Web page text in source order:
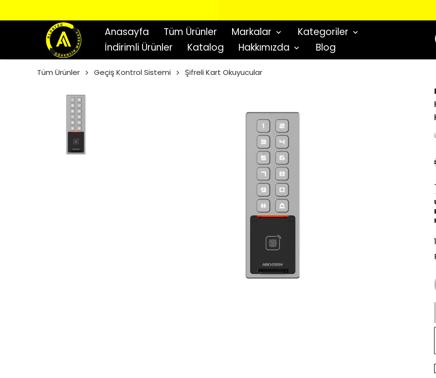
Anasayfa Tüm Ürünler Markalar
Kategoriler
İndirimli Ürünler
Katalog Hakkımızda Blog
Tüm Ürünler Geçiş Kontrol Sistemi Şifreli Kart Okuyucular